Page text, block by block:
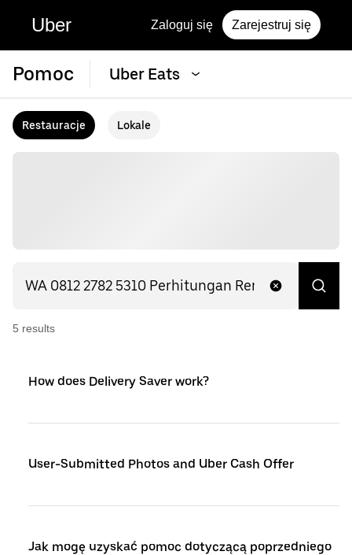
Uber Zaloguj się Zarejestruj się
Pomoc Uber Eats
Restauracje Lokale
5 results
How does Delivery Saver work?
User-Submitted Photos and Uber Cash Offer
Jak mogę uzyskać pomoc dotyczącą poprzedniego